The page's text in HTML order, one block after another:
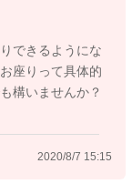
できるようにな
座りって具体的
構いませんか？
2020/8/7 15:15